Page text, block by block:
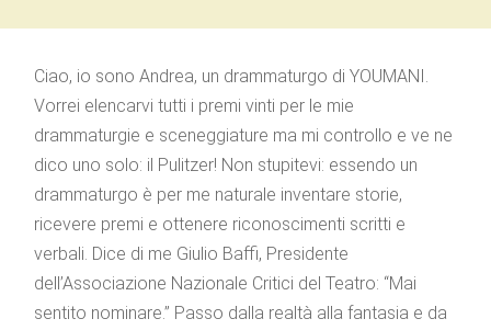
Ciao, io sono Andrea, un drammaturgo di YOUMANI.
Vorrei elencarvi tutti i premi vinti per le mie
drammaturgie e sceneggiature ma mi controllo e ve ne
dico uno solo: il Pulitzer! Non stupitevi: essendo un
drammaturgo è per me naturale inventare storie,
ricevere premi e ottenere riconoscimenti scritti e
verbali. Dice di me Giulio Baffi, Presidente
dell’Associazione Nazionale Critici del Teatro: “Mai
sentito nominare.” Passo dalla realtà alla fantasia e da